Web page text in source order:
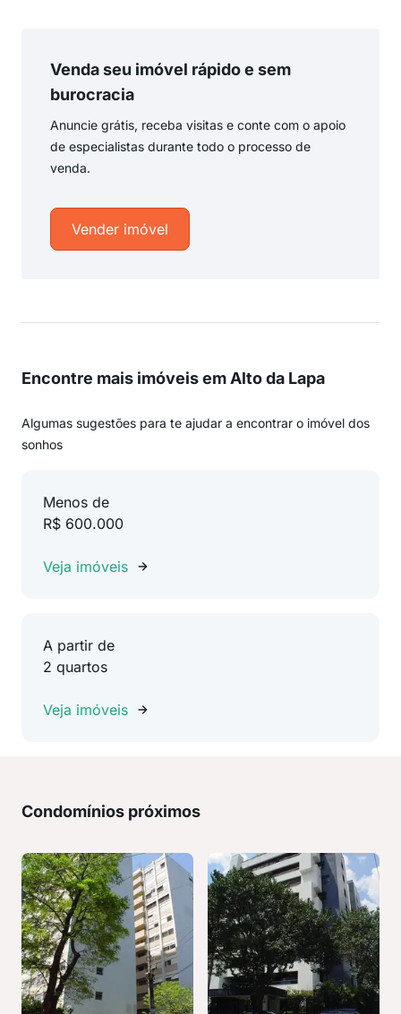
Venda seu imóvel rápido e sem
burocracia
Anuncie grátis, receba visitas e conte com o apoio
de especialistas durante todo o processo de
venda.
Vender imóvel
Encontre mais imóveis em Alto da Lapa
Algumas sugestões para te ajudar a encontrar o imóvel dos
sonhos
Menos de
R$ 600.000
Veja imóveis
A partir de
2 quartos
Veja imóveis
Condomínios próximos